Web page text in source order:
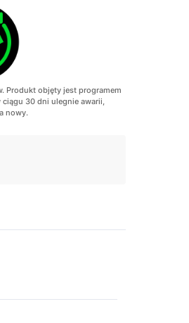
Produkt objęty jest programem
ciągu 30 dni ulegnie awarii,
nowy.